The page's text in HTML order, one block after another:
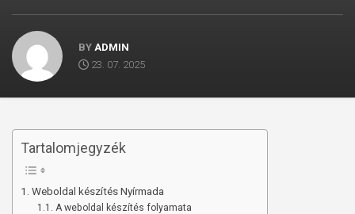
BY ADMIN
23. 07. 2025
Tartalomjegyzék
Weboldal készítés Nyírmada
A weboldal készítés folyamata